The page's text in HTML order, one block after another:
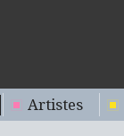
Artistes